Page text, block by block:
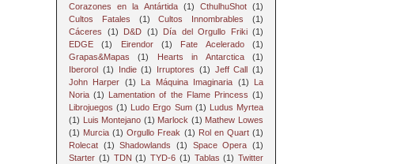
Corazones en la Antártida
(1) CthulhuShot (1)
Cultos Fatales
(1) Cultos Innombrables
(1)
Cáceres
(1) D&D (1) Día del Orgullo Friki (1)
EDGE
(1) Eirendor (1) Fate Acelerado
(1)
Grapas&Mapas
(1) Hearts in Antarctica
(1)
Iberorol (1) Indie (1) Irruptores (1) Jeff Call (1)
John Harper (1) La Máquina Imaginaria (1)
La
Noria (1) Lamentation of the Flame Princess (1)
Librojuegos (1) Ludo Ergo Sum (1) Ludus Myrtea
(1) Luis Montejano (1) Marlock (1) Mathew Lowes
(1) Murcia (1) Orgullo Freak (1) Rol en Quart (1)
Rolecat (1) Shadowlands (1) Space Opera (1)
Starter (1) TDN (1) TYD-6 (1) Tablas (1) Twitter